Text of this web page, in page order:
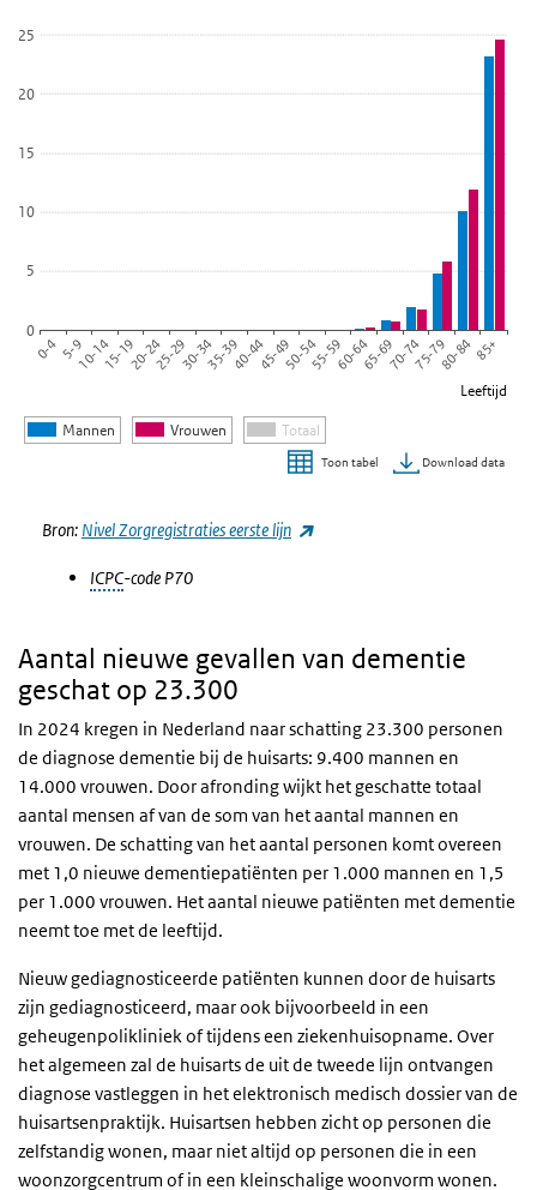
De grafiek heeft 1 Y-as die Per 1.000 personen weergeeft.
Leeftijd
Mannen Vrouwen Totaal
0
5
10
15
20
25
0-4 5-910-1415-1920-2425-2930-3435-3940-4445-4950-5455-5960-6465-6970-7475-7980-84 85+
Toon tabel Download data
Bron: Nivel Zorgregistraties eerste lijn (externe link)
ICPC-code P70
Aantal nieuwe gevallen van dementie
geschat op 23.300
In 2024 kregen in Nederland naar schatting 23.300 personen
de diagnose dementie bij de huisarts: 9.400 mannen en
14.000 vrouwen. Door afronding wijkt het geschatte totaal
aantal mensen af van de som van het aantal mannen en
vrouwen. De schatting van het aantal personen komt overeen
met 1,0 nieuwe dementiepatiënten per 1.000 mannen en 1,5
per 1.000 vrouwen. Het aantal nieuwe patiënten met dementie
neemt toe met de leeftijd.
Nieuw gediagnosticeerde patiënten kunnen door de huisarts
zijn gediagnosticeerd, maar ook bijvoorbeeld in een
geheugenpolikliniek of tijdens een ziekenhuisopname. Over
het algemeen zal de huisarts de uit de tweede lijn ontvangen
diagnose vastleggen in het elektronisch medisch dossier van de
huisartsenpraktijk. Huisartsen hebben zicht op personen die
zelfstandig wonen, maar niet altijd op personen die in een
woonzorgcentrum of in een kleinschalige woonvorm wonen.